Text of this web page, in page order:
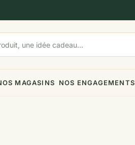
MAGASINS NOS ENGAGEMENTS